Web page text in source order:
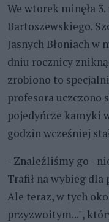
We wtorek minęła
Bartoszewskiego.
Jasnych Błoniach w
dniu rocznicy
zrobiono to
profesora uczczono
pojedyńcze kamyki
godzin wcześniej
- Znaleźliśmy go -
Trafił na wybieg dla
Ale teraz, w tych
przyzwoitym...",